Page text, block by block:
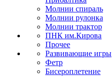
Молнии спираль
Молнии рулонка
Молнии трактор
ПНК им.Кирова
Прочее
Развивающие игры
Фетр
Бисероплетение